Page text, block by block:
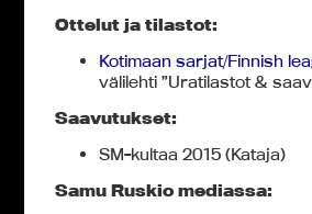
Ottelut ja tilastot:
Kotimaan sarjat/Finnish
välilehti ”Uratilastot &
Saavutukset:
SM-kultaa 2015 (Kataja)
Samu Ruskio mediassa: